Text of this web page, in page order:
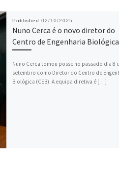
Published 02/10/2025
Nuno Cerca é o novo diretor do
Centro de Engenharia Biológica
Nuno Cerca tomou posse no passado dia 8
setembro como Diretor do Centro de
Biológica (CEB). A equipa diretiva é […]